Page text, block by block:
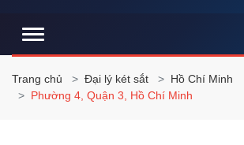
Trang chủ Đại lý két sắt
Hồ Chí Minh
Phường 4, Quận 3, Hồ Chí Minh